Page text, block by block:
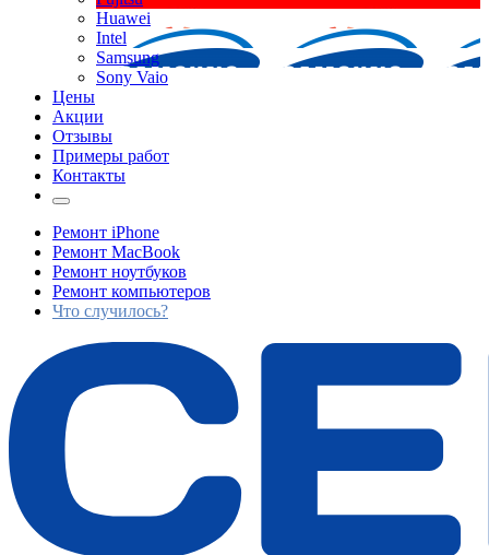
Huawei
Intel
Samsung
Sony Vaio
Цены
Акции
Отзывы
Примеры работ
Контакты
Ремонт iPhone
Ремонт MacBook
Ремонт ноутбуков
Ремонт компьютеров
Что случилось?